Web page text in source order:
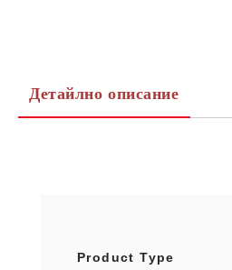
Детайлно описание
Product Type